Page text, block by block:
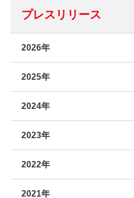
プレスリリース
2026年
2025年
2024年
2023年
2022年
2021年